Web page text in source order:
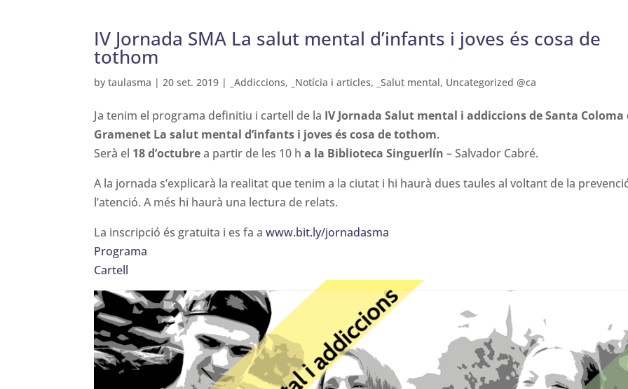
IV Jornada SMA La salut mental d’infants i joves és cosa de
tothom
bytaulasma | 20 set. 2019 | _Addiccions, _Notícia i articles, _Salut mental, Uncategorized @ca
Ja tenim el programa definitiu i cartell de la IV Jornada Salut mental i addiccions de Santa Coloma
Gramenet La salut mental d’infants i joves és cosa de tothom.
Serà el 18 d’octubrea partir de les 10 ha la Biblioteca Singuerlín – Salvador Cabré.
A la jornada s’explicarà la realitat que tenim a la ciutat i hi haurà dues taules al voltant de la
l’atenció. A més hi haurà una lectura de relats.
La inscripció és gratuita i es fa awww.bit.ly/jornadasma
Programa
Cartell